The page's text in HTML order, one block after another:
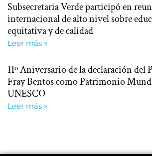
Subsecretaria Verde participó en
internacional de alto nivel sobre
equitativa y de calidad
Leer más »
11º Aniversario de la declaración del
Fray Bentos como Patrimonio
UNESCO
Leer más »